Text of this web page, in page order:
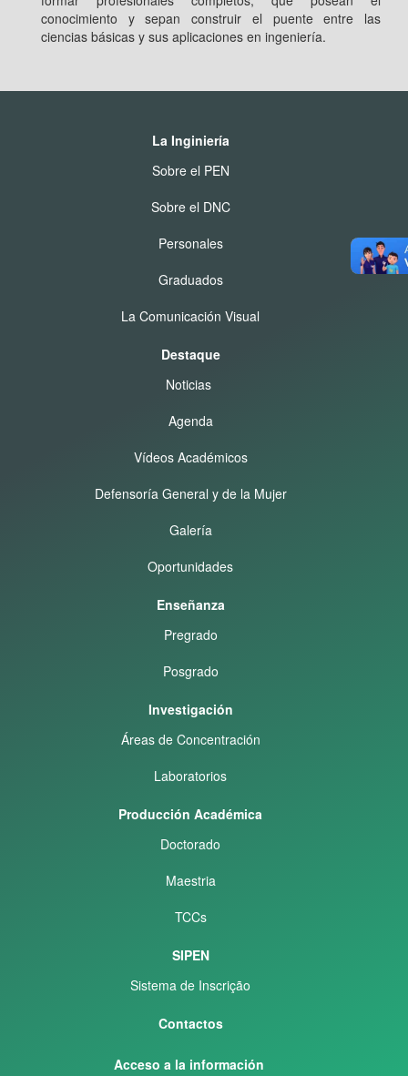
conocimiento y sepan construir el puente entre las
ciencias básicas y sus aplicaciones en ingeniería.
La Inginiería
Sobre el PEN
Sobre el DNC
Personales
Graduados
La Comunicación Visual
Destaque
Noticias
Agenda
Vídeos Académicos
Defensoría General y de la Mujer
Galería
Oportunidades
Enseñanza
Pregrado
Posgrado
Investigación
Áreas de Concentración
Laboratorios
Producción Académica
Doctorado
Maestria
TCCs
SIPEN
Sistema de Inscrição
Contactos
Acceso a la información